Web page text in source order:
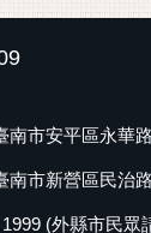
南市安平區永華
南市新營區民治
(外縣市民眾